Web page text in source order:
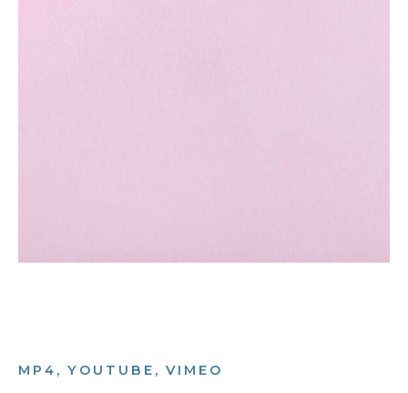
MP4, YOUTUBE, VIMEO